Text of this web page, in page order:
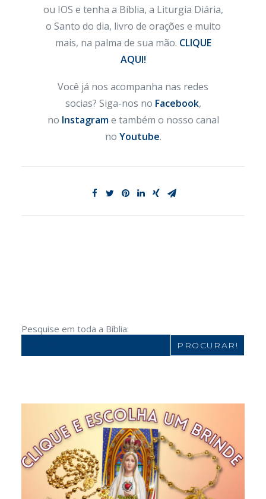
ou IOS e tenha a Bíblia, a Liturgia Diária,
o Santo do dia, livro de orações e muito
mais, na palma de sua mão. CLIQUE
AQUI!
Você já nos acompanha nas redes
socias? Siga-nos no Facebook,
no Instagrame também o nosso canal
no Youtube.
Pesquise em toda a Bíblia: